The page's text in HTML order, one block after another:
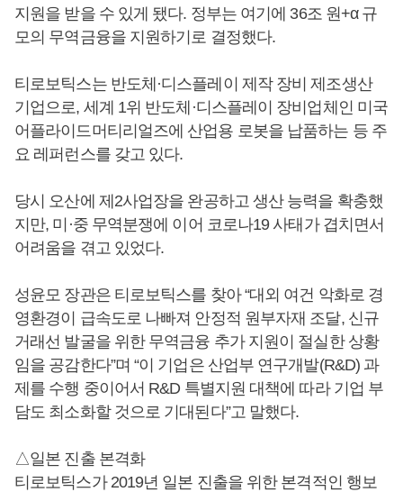
지원을 받을 수 있게 됐다. 정부는 여기에 36조 원+α 규
모의 무역금융을 지원하기로 결정했다.
티로보틱스는 반도체·디스플레이 제작 장비 제조생산
기업으로, 세계 1위 반도체·디스플레이 장비업체인 미국
어플라이드머티리얼즈에 산업용 로봇을 납품하는 등 주
요 레퍼런스를 갖고 있다.
당시 오산에 제2사업장을 완공하고 생산 능력을 확충했
지만, 미·중 무역분쟁에 이어 코로나19 사태가 겹치면서
어려움을 겪고 있었다.
성윤모 장관은 티로보틱스를 찾아 “대외 여건 악화로 경
영환경이 급속도로 나빠져 안정적 원부자재 조달, 신규
거래선 발굴을 위한 무역금융 추가 지원이 절실한 상황
임을 공감한다”며 “이 기업은 산업부 연구개발(R&D) 과
제를 수행 중이어서 R&D 특별지원 대책에 따라 기업 부
담도 최소화할 것으로 기대된다”고 말했다.
△일본 진출 본격화
티로보틱스가 2019년 일본 진출을 위한 본격적인 행보